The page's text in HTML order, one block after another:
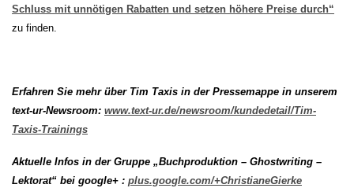
Schluss mit unnötigen Rabatten und setzen höhere Preise durch“
zu finden.
Erfahren Sie mehr über Tim Taxis in der Pressemappe in unserem
text-ur-Newsroom: www.text-ur.de/newsroom/kundedetail/Tim-
Taxis-Trainings
Aktuelle Infos in der Gruppe „Buchproduktion – Ghostwriting –
Lektorat“ bei google+ : plus.google.com/+ChristianeGierke